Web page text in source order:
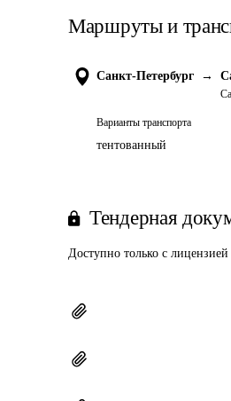
Маршруты и
Санкт-Петербург →
Варианты транспорта
тентованный
Тендерная
Доступно только с